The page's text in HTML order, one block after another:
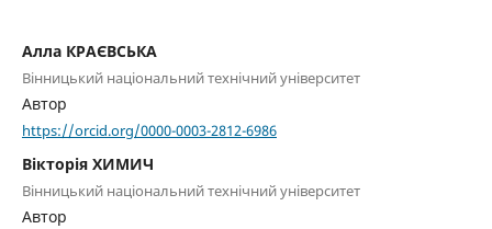
Алла КРАЄВСЬКА
Вінницький національний технічний університет
Автор
https://orcid.org/0000-0003-2812-6986
Вікторія ХИМИЧ
Вінницький національний технічний університет
Автор